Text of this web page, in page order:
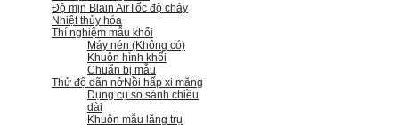
Độ mịn Blain AirTốc độ chảy
Nhiệt thủy hóa
Thí nghiệm mẫu khối
Máy nén (Không có)
Khuôn hình khối
Chuẩn bị mẫu
Thử độ dãn nởNồi hấp xi măng
Dụng cụ so sánh chiều
dài
Khuôn mẫu lăng trụ